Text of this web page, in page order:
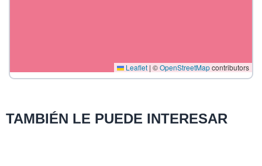
Leaflet | ©OpenStreetMapcontributors
TAMBIÉN LE PUEDE INTERESAR